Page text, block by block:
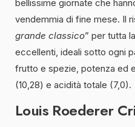
bellissime giornate che
vendemmia di fine mese. Il
grande classico” per tutta
eccellenti, ideali sotto ogni
frutto e spezie, potenza ed
(10,28) e acidità totale (7,0).
Louis Roederer